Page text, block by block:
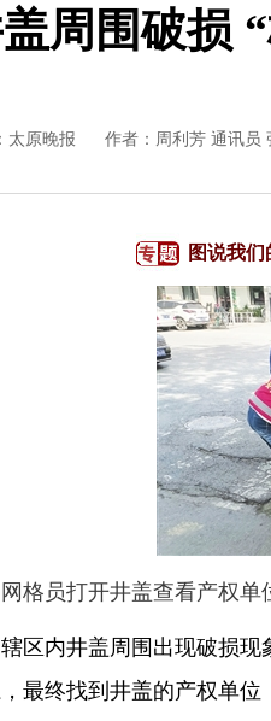
周围破损
太原晚报 作者：周利芳 通讯员
图说我
员打开井盖查看产权单
内井盖周围出现破损现
最终找到井盖的产权单位